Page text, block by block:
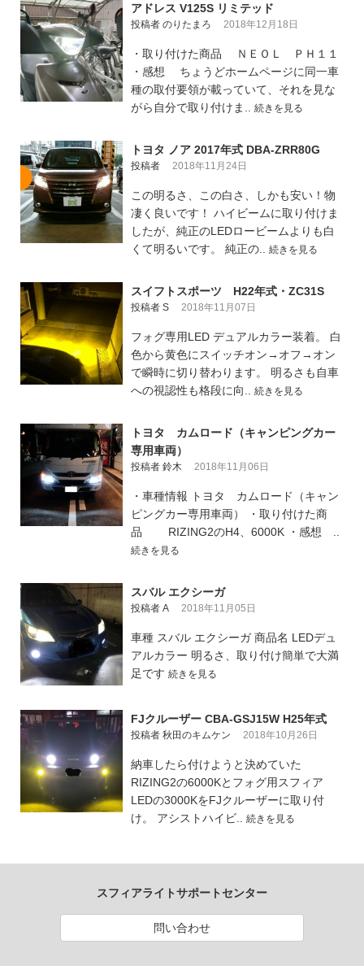
アドレス V125S リミテッド
投稿者 のりたまろ 2018年12月18日
・取り付けた商品 ＮＥＯＬ ＰＨ１１
・感想 ちょうどホームページに同一車
種の取付要領が載っていて、それを見な
がら自分で取り付けま.. 続きを見る
トヨタ ノア 2017年式 DBA-ZRR80G
投稿者 2018年11月24日
この明るさ、この白さ、しかも安い！物
凄く良いです！ ハイビームに取り付けま
したが、純正のLEDロービームよりも白
くて明るいです。 純正の.. 続きを見る
スイフトスポーツ H22年式・ZC31S
投稿者 S 2018年11月07日
フォグ専用LED デュアルカラー装着。 白
色から黄色にスイッチオン→オフ→オン
で瞬時に切り替わります。 明るさも自車
への視認性も格段に向.. 続きを見る
トヨタ カムロード（キャンピングカー
専用車両）
投稿者 鈴木 2018年11月06日
・車種情報 トヨタ カムロード（キャン
ピングカー専用車両） ・取り付けた商
品 RIZING2のH4、6000K ・感想 ..
続きを見る
スバル エクシーガ
投稿者 A 2018年11月05日
車種 スバル エクシーガ 商品名 LEDデュ
アルカラー 明るさ、取り付け簡単で大満
足です 続きを見る
FJクルーザー CBA-GSJ15W H25年式
投稿者 秋田のキムケン 2018年10月26日
納車したら付けようと決めていた
RIZING2の6000Kとフォグ用スフィア
LEDの3000KをFJクルーザーに取り付
け。 アシストハイビ.. 続きを見る
スフィアライトサポートセンター
問い合わせ